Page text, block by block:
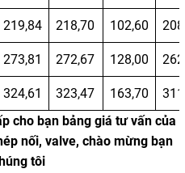
219,84 218,70 102,60
273,81 272,67 128,00
324,61 323,47 163,70
cho bạn bảng giá tư vấn của
nối, valve, chào mừng bạn
tôi